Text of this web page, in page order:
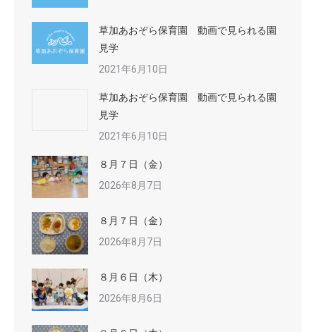
草加あおぞら保育園 動画で見られる園
見学
2021年6月10日
草加あおぞら保育園 動画で見られる園
見学
2021年6月10日
８月７日（金）
2026年8月7日
８月７日（金）
2026年8月7日
８月６日（木）
2026年8月6日